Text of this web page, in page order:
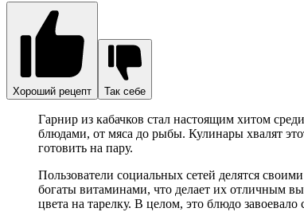
Хороший рецепт Так себе
Гарнир из кабачков стал настоящим хитом
блюдами, от мяса до рыбы. Кулинары хвалят
готовить на пару.
Пользователи социальных сетей делятся
богаты витаминами, что делает их отличным
цвета на тарелку. В целом, это блюдо